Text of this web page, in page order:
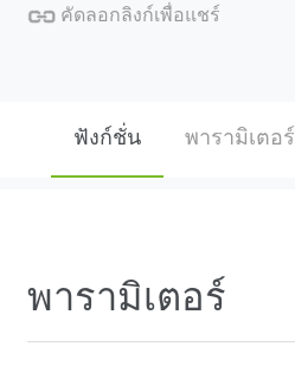
คัดลอกลิงก์เพื่อแชร์
ฟังก์ชั่น พารามิเตอร์
พารามิเตอร์